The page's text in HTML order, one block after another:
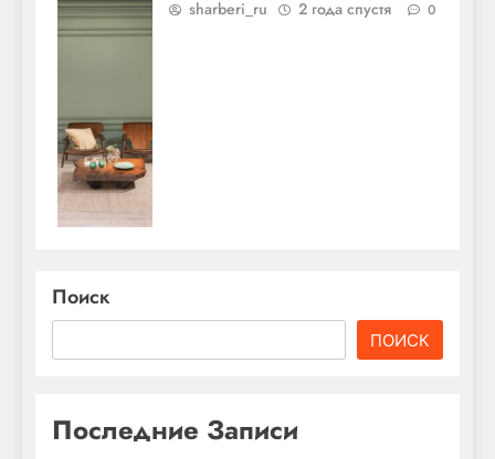
sharberi_ru 2 года спустя 0
Поиск
ПОИСК
Последние Записи